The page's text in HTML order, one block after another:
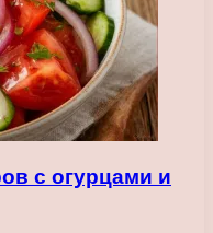
с огурцами и